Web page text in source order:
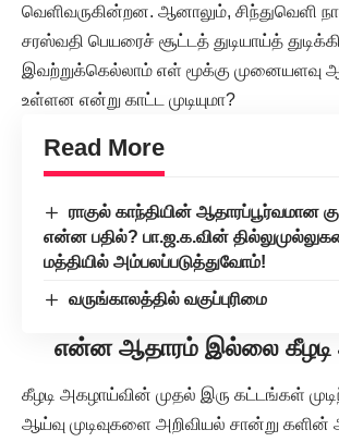
வெளிவருகின்றன. ஆனாலும், சிந்துவெளி
சரஸ்வதி பெயரைச் சூட்டத் துடியாய்த்
இவற்றுக்கெல்லாம் எள் மூக்கு முனையளவு
உள்ளன என்று காட்ட முடியுமா?
Read More
ராகுல் காந்தியின் ஆதாரப்பூர்வமான
என்ன பதில்? பா.ஜ.க.வின்
மத்தியில் அம்பலப்படுத்துவோம்!
வருங்காலத்தில் வகுப்புரிமை
என்ன ஆதாரம் இல்லை கீழடி
கீழடி அகழாய்வின் முதல் இரு கட்டங்கள்
ஆய்வு முடிவுகளை அறிவியல் சான்று களின்